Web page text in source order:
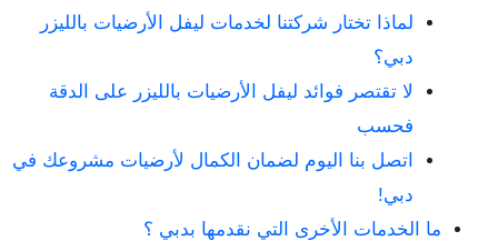
لماذا تختار شركتنا لخدمات ليفل الأرضيات بالليزر
دبي؟
لا تقتصر فوائد ليفل الأرضيات بالليزر على الدقة
فحسب
اتصل بنا اليوم لضمان الكمال لأرضيات مشروعك في
دبي!
ما الخدمات الأخرى التي نقدمها بدبي ؟